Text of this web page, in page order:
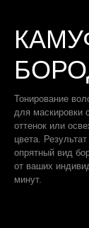
Тонирование
для маскировки
оттенок или
цвета.
опрятный вид
от ваших
минут.